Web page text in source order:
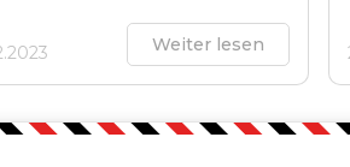
Weiter lesen